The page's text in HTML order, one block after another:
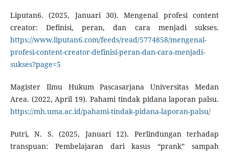
Liputan6. (2025, Januari 30). Mengenal profesi content
creator: Definisi, peran, dan cara menjadi sukses.
https://www.liputan6.com/feeds/read/5774858/mengenal-
profesi-content-creator-definisi-peran-dan-cara-menjadi-
sukses?page=5
Magister Ilmu Hukum Pascasarjana Universitas Medan
Area. (2022, April 19). Pahami tindak pidana laporan palsu.
https://mh.uma.ac.id/pahami-tindak-pidana-laporan-palsu/
Putri, N. S. (2025, Januari 12). Perlindungan terhadap
transpuan: Pembelajaran dari kasus “prank” sampah